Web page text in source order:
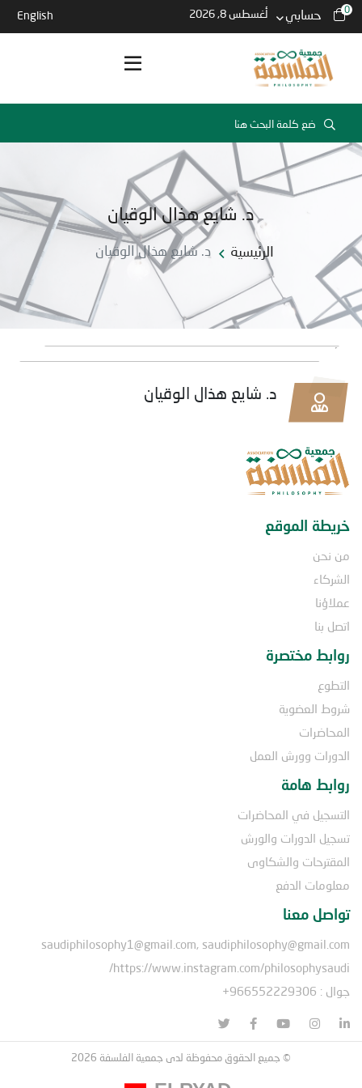
0 حسابي أغسطس 8, 2026 English
د. شايع هذال الوقيان
الرئيسية د. شايع هذال الوقيان
د. شايع هذال الوقيان
خريطة الموقع
من نحن
الشركاء
عملاؤنا
اتصل بنا
روابط مختصرة
التطوع
شروط العضوية
المحاضرات
الدورات وورش العمل
روابط هامة
التسجيل في المحاضرات
تسجيل الدورات والورش
المقترحات والشكاوى
معلومات الدفع
تواصل معنا
saudiphilosophy1@gmail.com, saudiphilosophy@gmail.com
https://www.instagram.com/philosophysaudi/
جوال : 966552229306+
© جميع الحقوق محفوظة لدى جمعية الفلسفة 2026